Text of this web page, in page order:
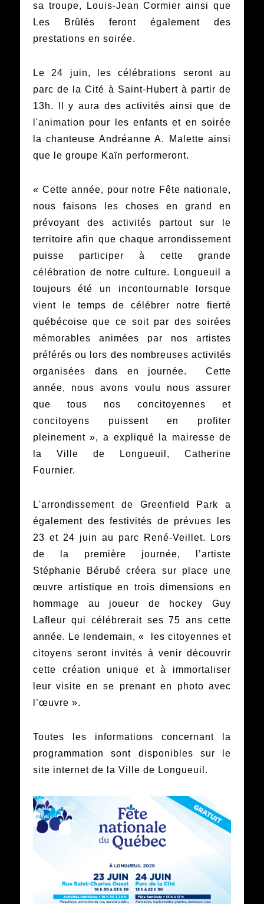
sa troupe, Louis‑Jean Cormier ainsi que
Les Brûlés feront également des
prestations en soirée.
Le 24 juin, les célébrations seront au
parc de la Cité à Saint-Hubert à partir de
13h. Il y aura des activités ainsi que de
l'animation pour les enfants et en soirée
la chanteuse Andréanne A. Malette ainsi
que le groupe Kaïn performeront.
« Cette année, pour notre Fête nationale,
nous faisons les choses en grand en
prévoyant des activités partout sur le
territoire afin que chaque arrondissement
puisse participer à cette grande
célébration de notre culture. Longueuil a
toujours été un incontournable lorsque
vient le temps de célébrer notre fierté
québécoise que ce soit par des soirées
mémorables animées par nos artistes
préférés ou lors des nombreuses activités
organisées dans en journée. Cette
année, nous avons voulu nous assurer
que tous nos concitoyennes et
concitoyens puissent en profiter
pleinement », a expliqué la mairesse de
la Ville de Longueuil, Catherine
Fournier.
L'arrondissement de Greenfield Park a
également des festivités de prévues les
23 et 24 juin au parc René-Veillet. Lors
de la première journée, l’artiste
Stéphanie Bérubé créera sur place une
œuvre artistique en trois dimensions en
hommage au joueur de hockey Guy
Lafleur qui célébrerait ses 75 ans cette
année. Le lendemain, « les citoyennes et
citoyens seront invités à venir découvrir
cette création unique et à immortaliser
leur visite en se prenant en photo avec
l’œuvre ».
Toutes les informations concernant la
programmation sont disponibles sur le
site internet de la Ville de Longueuil.